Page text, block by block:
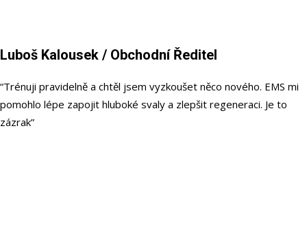
Luboš Kalousek / Obchodní Ředitel
“Trénuji pravidelně a chtěl jsem vyzkoušet něco nového. EMS mi
pomohlo lépe zapojit hluboké svaly a zlepšit regeneraci. Je to
zázrak”